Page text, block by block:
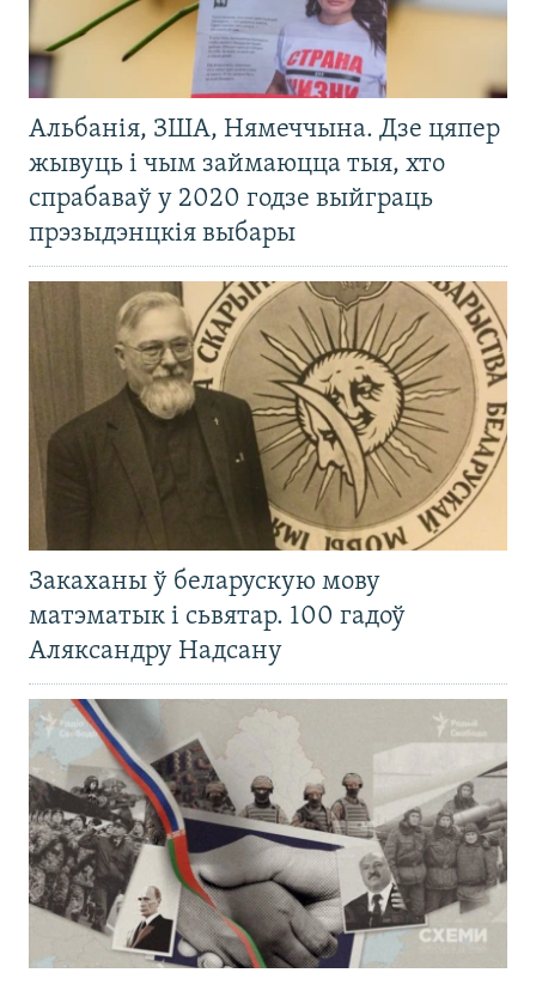
Альбанія, ЗША, Нямеччына. Дзе цяпер
жывуць і чым займаюцца тыя, хто
спрабаваў у 2020 годзе выйграць
прэзыдэнцкія выбары
Закаханы ў беларускую мову
матэматык і сьвятар. 100 гадоў
Аляксандру Надсану